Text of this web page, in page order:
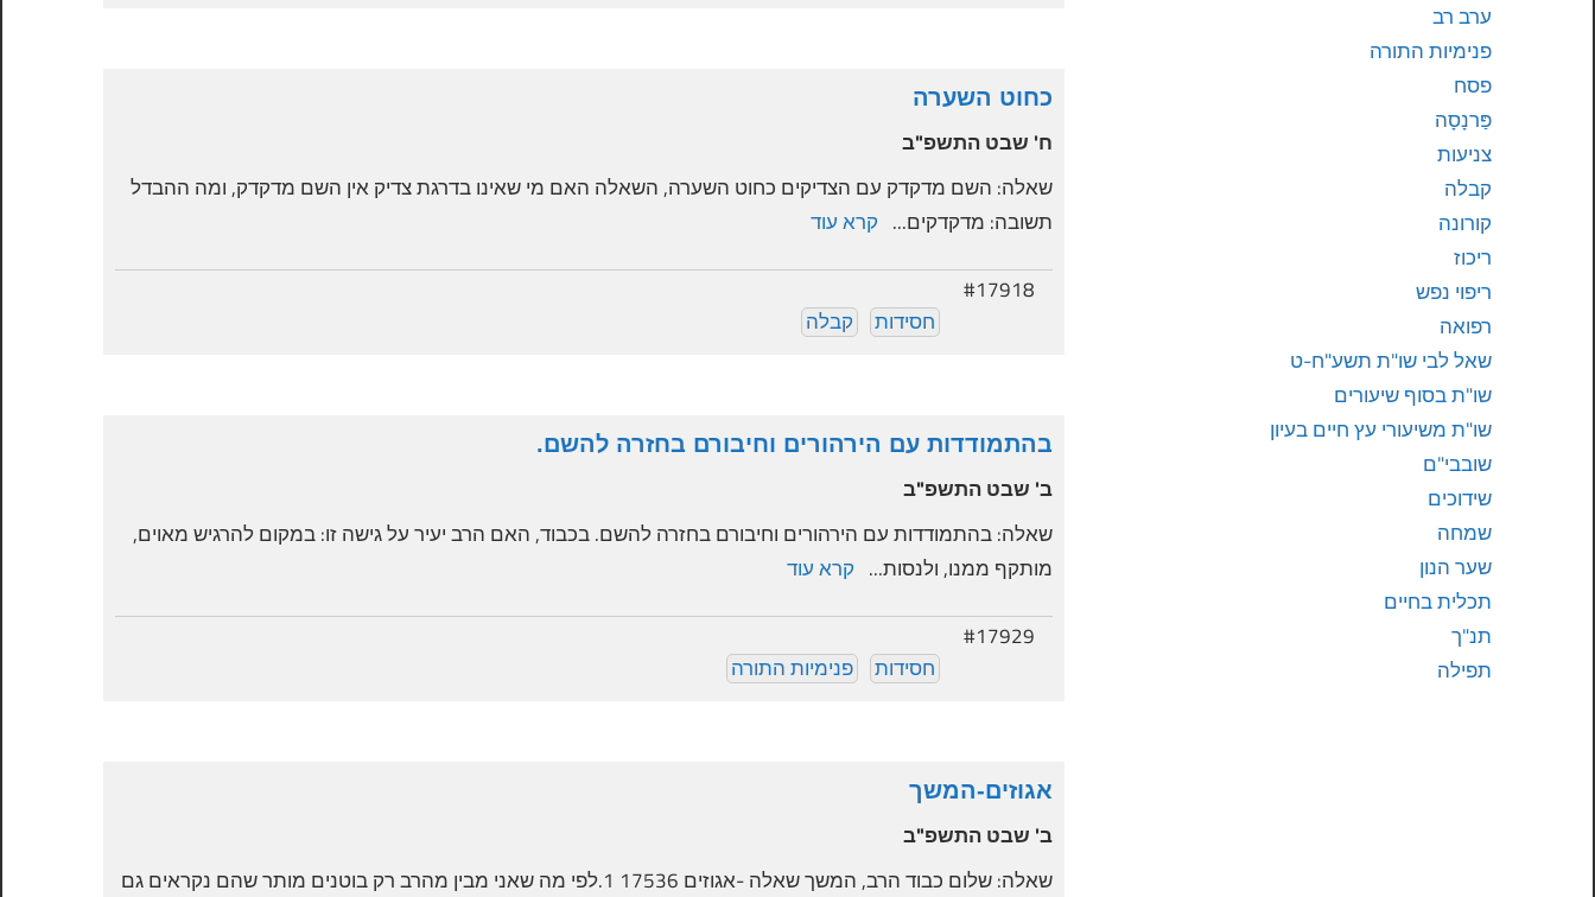
ת
כחוט השערה
ח' שבט התשפ"ב
שאלה: השם מדקדק עם הצדיקים כחוט השערה, השאלה האם מי שאינו בדרגת צדיק אין השם מדקדק, ומה ההבדל
תשובה: מדקדקים... קרא עוד
#17918
חסידות
קבלה
בהתמודדות עם הירהורים וחיבורם בחזרה להשם.
ב' שבט התשפ"ב
שאלה: בהתמודדות עם הירהורים וחיבורם בחזרה להשם. בכבוד, האם הרב יעיר על גישה זו: במקום להרגיש מאוים,
מותקף ממנו, ולנסות... קרא עוד
#17929
חסידות
פנימיות התורה
אגוזים-המשך
ב' שבט התשפ"ב
שאלה: שלום כבוד הרב, המשך שאלה -אגוזים 17536 1.לפי מה שאני מבין מהרב רק בוטנים מותר שהם נקראים גם
ערב רב
פנימיות התורה
פסח
פַּרנָסָה
צניעות
קבלה
קורונה
ריכוז
ריפוי נפש
רפואה
שאל לבי שו"ת תשע"ח-ט
שו"ת בסוף שיעורים
שו"ת משיעורי עץ חיים בעיון
שובבי"ם
שידוכים
שמחה
שער הנון
תכלית בחיים
תנ"ך
תפילה